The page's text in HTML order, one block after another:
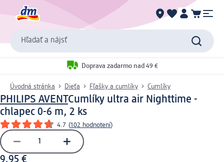
Hľadať a nájsť
Doprava zadarmo nad 49 €
Úvodná stránka Dieťa Fľašky a cumlíky Cumlíky
PHILIPS AVENTCumlíky ultra air Nighttime -
chlapec 0-6 m, 2 ks
4.7 (102 hodnotení)
9,95 €